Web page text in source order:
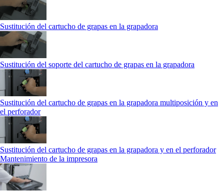
Sustitución del cartucho de grapas en la grapadora
Sustitución del soporte del cartucho de grapas en la grapadora
Sustitución del cartucho de grapas en la grapadora multiposición y en
el perforador
Sustitución del cartucho de grapas en la grapadora y en el perforador
Mantenimiento de la impresora